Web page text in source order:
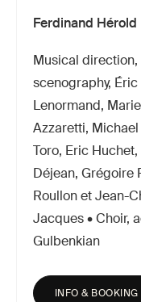
Ferdinand Hérold
Musical direction,
scenography,
Lenormand,
Azzaretti,
Toro, Eric
Déjean, Grégoire
Roullon et Jean-
Jacques • Choir,
Gulbenkian
INFO & BOOKING